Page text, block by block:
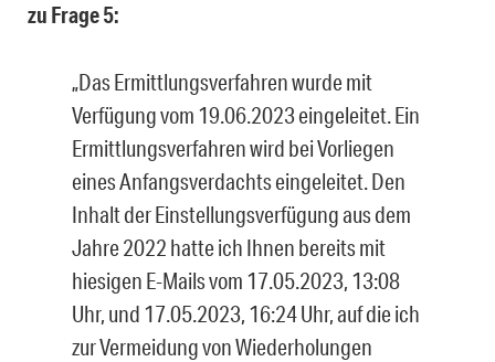
zu Frage 5:
„Das Ermittlungsverfahren wurde mit
Verfügung vom 19.06.2023 eingeleitet. Ein
Er­mittlungsverfahren wird bei Vorliegen
eines Anfangsverdachts eingeleitet. Den
Inhalt der Einstellungsverfügung aus dem
Jahre 2022 hatte ich Ihnen bereits mit
hiesigen E-Mails vom 17.05.2023, 13:08
Uhr, und 17.05.2023, 16:24 Uhr, auf die ich
zur Ver­meidung von Wiederholungen